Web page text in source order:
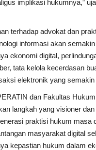
implikasi hukumnya,”
terhadap advokat dan
informasi akan
ekonomi digital,
tata kelola kecerdasan
elektronik yang
dan Fakultas
langkah yang visioner
praktisi hukum masa
masyarakat digital
kepastian hukum dalam